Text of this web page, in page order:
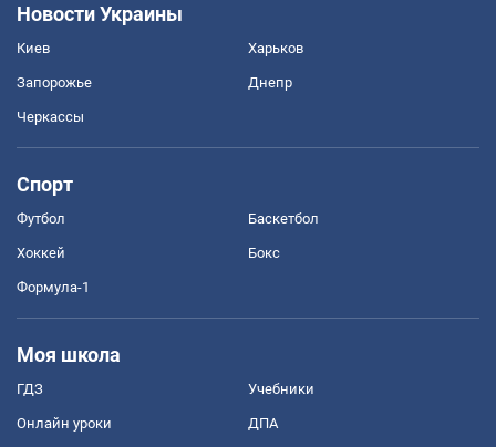
Новости Украины
Киев Харьков
Запорожье Днепр
Черкассы
Спорт
Футбол Баскетбол
Хоккей Бокс
Формула-1
Моя школа
ГДЗ Учебники
Онлайн уроки ДПА